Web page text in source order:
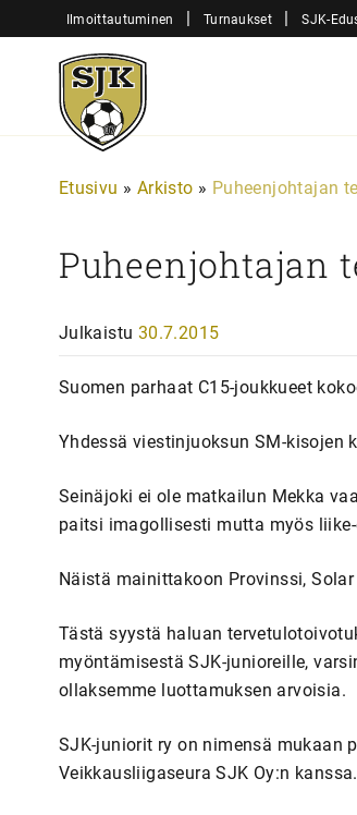
sisältöön
Ilmoittautuminen | Turnaukset | SJK-
Sjk-
Juniorit
Etusivu » Arkisto » Puheenjohtajan
Puheenjohtajan
Julkaistu 30.7.2015
Suomen parhaat C15-joukkueet
Yhdessä viestinjuoksun SM-kisojen
Seinäjoki ei ole matkailun Mekka
paitsi imagollisesti mutta myös
Näistä mainittakoon Provinssi,
Tästä syystä haluan
myöntämisestä SJK-junioreille,
ollaksemme luottamuksen arvoisia.
SJK-juniorit ry on nimensä mukaan
Veikkausliigaseura SJK Oy:n kanssa.